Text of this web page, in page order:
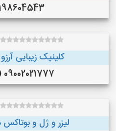
09198604543
کلینیک زیبایی
09002021777 (بندر عباس)
لیزر و ژل و بوتاکس